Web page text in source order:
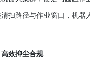
扫路径与作业窗口，机
效抑尘合规